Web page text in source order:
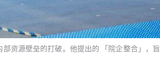
资源壁垒的打破。他提出的 「院企整合」，旨